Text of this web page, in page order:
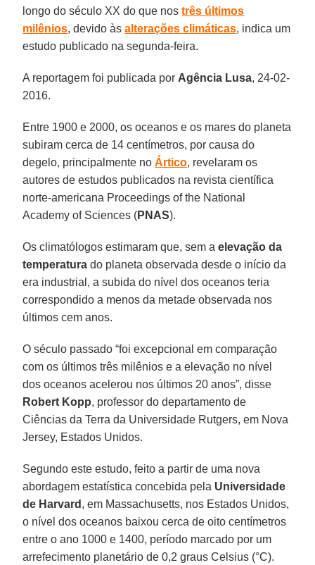
longo do século XX do que nostrês últimos
milênios, devido àsalterações climáticas, indica um
estudo publicado na segunda-feira.
A reportagem foi publicada por Agência Lusa, 24-02-
2016.
Entre 1900 e 2000, os oceanos e os mares do planeta
subiram cerca de 14 centímetros, por causa do
degelo, principalmente noÁrtico, revelaram os
autores de estudos publicados na revista científica
norte-americana Proceedings of the National
Academy of Sciences (PNAS).
Os climatólogos estimaram que, sem aelevação da
temperatura do planeta observada desde o início da
era industrial, a subida do nível dos oceanos teria
correspondido a menos da metade observada nos
últimos cem anos.
O século passado “foi excepcional em comparação
com os últimos três milênios e a elevação no nível
dos oceanos acelerou nos últimos 20 anos”, disse
Robert Kopp, professor do departamento de
Ciências da Terra da Universidade Rutgers, em Nova
Jersey, Estados Unidos.
Segundo este estudo, feito a partir de uma nova
abordagem estatística concebida pela Universidade
de Harvard , em Massachusetts, nos Estados Unidos,
o nível dos oceanos baixou cerca de oito centímetros
entre o ano 1000 e 1400, período marcado por um
arrefecimento planetário de 0,2 graus Celsius (°C).